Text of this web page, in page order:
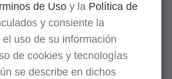
anatómicos
de servicio de telesalud
de Usoy la Política de
y consiente la
uso de su información
de cookies y tecnologías
se describe en dichos